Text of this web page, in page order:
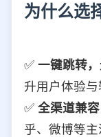
为什么选
✅ 一键跳转
升用户体验与
✅ 全渠道兼容
乎、微博等主